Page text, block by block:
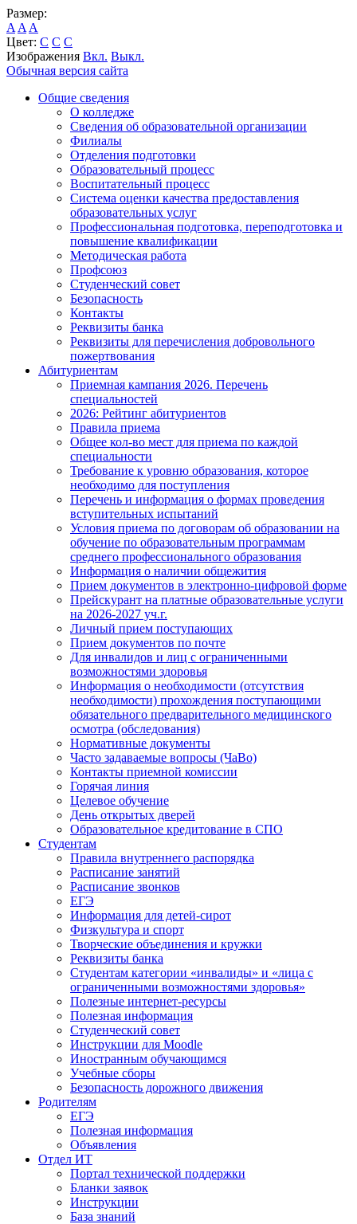
Размер:
A A A
Цвет: C C C
Изображения Вкл. Выкл.
Обычная версия сайта
Общие сведения
О колледже
Сведения об образовательной организации
Филиалы
Отделения подготовки
Образовательный процесс
Воспитательный процесс
Система оценки качества предоставления
образовательных услуг
Профессиональная подготовка, переподготовка и
повышение квалификации
Методическая работа
Профсоюз
Студенческий совет
Безопасность
Контакты
Реквизиты банка
Реквизиты для перечисления добровольного
пожертвования
Абитуриентам
Приемная кампания 2026. Перечень
специальностей
2026: Рейтинг абитуриентов
Правила приема
Общее кол-во мест для приема по каждой
специальности
Требование к уровню образования, которое
необходимо для поступления
Перечень и информация о формах проведения
вступительных испытаний
Условия приема по договорам об образовании на
обучение по образовательным программам
среднего профессионального образования
Информация о наличии общежития
Прием документов в электронно-цифровой форме
Прейскурант на платные образовательные услуги
на 2026-2027 уч.г.
Личный прием поступающих
Прием документов по почте
Для инвалидов и лиц с ограниченными
возможностями здоровья
Информация о необходимости (отсутствия
необходимости) прохождения поступающими
обязательного предварительного медицинского
осмотра (обследования)
Нормативные документы
Часто задаваемые вопросы (ЧаВо)
Контакты приемной комиссии
Горячая линия
Целевое обучение
День открытых дверей
Образовательное кредитование в СПО
Студентам
Правила внутреннего распорядка
Расписание занятий
Расписание звонков
ЕГЭ
Информация для детей-сирот
Физкультура и спорт
Творческие объединения и кружки
Реквизиты банка
Студентам категории «инвалиды» и «лица с
ограниченными возможностями здоровья»
Полезные интернет-ресурсы
Полезная информация
Студенческий совет
Инструкции для Moodle
Иностранным обучающимся
Учебные сборы
Безопасность дорожного движения
Родителям
ЕГЭ
Полезная информация
Объявления
Отдел ИТ
Портал технической поддержки
Бланки заявок
Инструкции
База знаний